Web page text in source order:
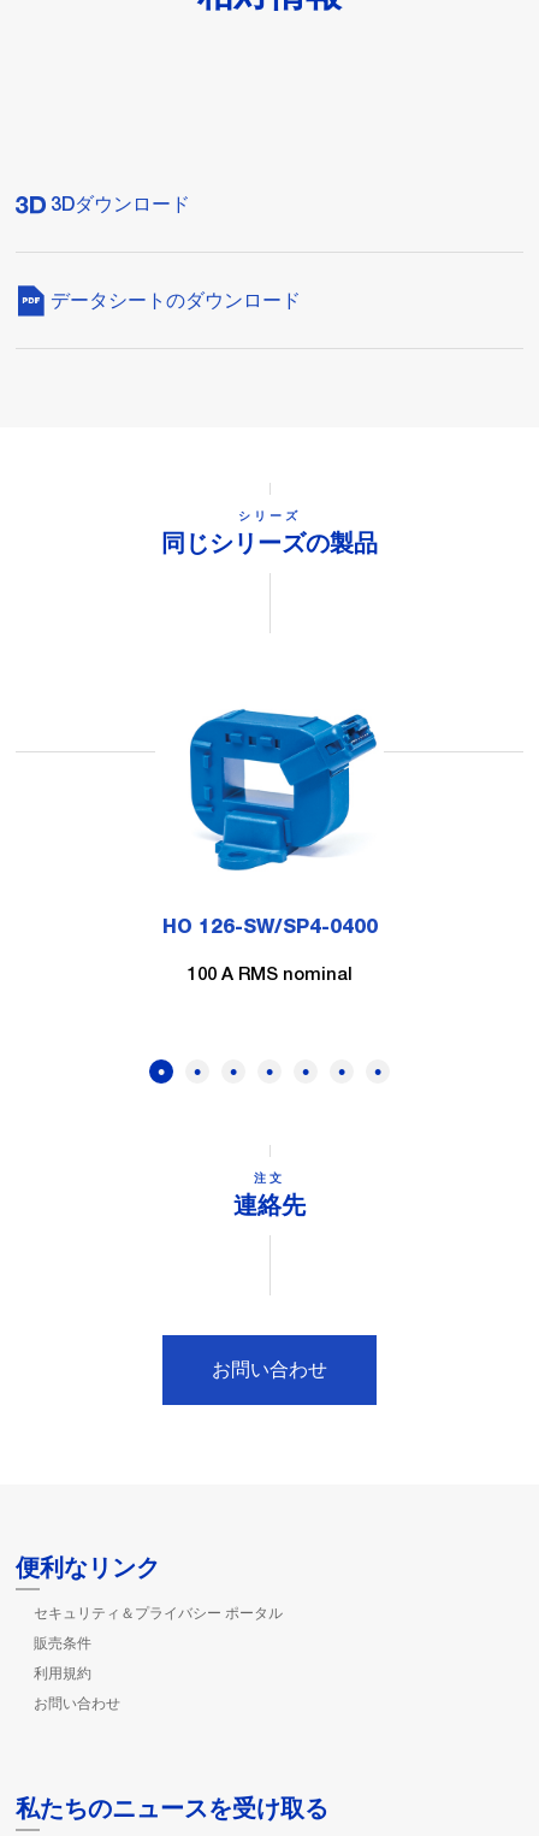
3Dダウンロード
データシートのダウンロード
シリーズ
同じシリーズの製品
HO 126-SW/SP4-0400
100 A RMS nominal
注文
連絡先
お問い合わせ
便利なリンク
セキュリティ＆プライバシー ポータル
販売条件
利用規約
お問い合わせ
私たちのニュースを受け取る